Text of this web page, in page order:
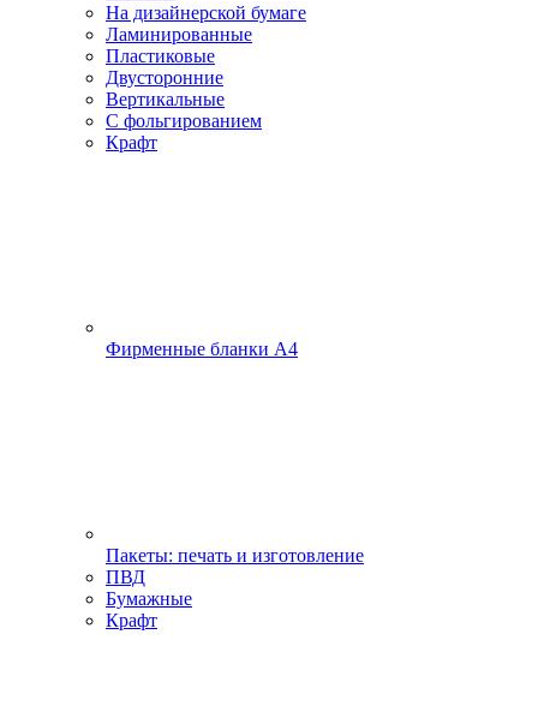
На дизайнерской бумаге
Ламинированные
Пластиковые
Двусторонние
Вертикальные
С фольгированием
Крафт
Фирменные бланки А4
Пакеты: печать и изготовление
ПВД
Бумажные
Крафт